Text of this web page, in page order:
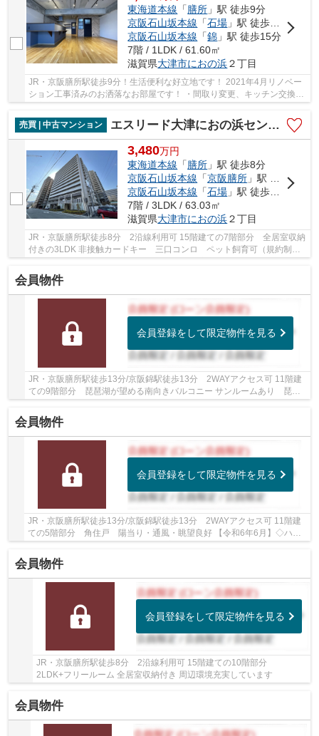
東海道本線 「膳所 」駅 徒歩9分
京阪石山坂本線 「石場 」駅 徒歩9分
京阪石山坂本線 「錦 」駅 徒歩15分
7階 / 1LDK / 61.60㎡
滋賀県大津市におの浜２丁目
JR・京阪膳所駅徒歩9分！生活便利な好立地です！ 2021年4月リノベー
ション工事済みのお洒落なお部屋です！ ・間取り変更、キッチン交換・
売買 | 中古マンション
エスリード大津におの浜セントラル
3,480万円
東海道本線 「膳所 」駅 徒歩8分
京阪石山坂本線 「京阪膳所 」駅 徒歩8分
京阪石山坂本線 「石場 」駅 徒歩9分
7階 / 3LDK / 63.03㎡
滋賀県大津市におの浜２丁目
JR・京阪膳所駅徒歩8分 2沿線利用可 15階建ての7階部分 全居室収納
付きの3LDK 非接触カードキー 三口コンロ ペット飼育可（規約制限
会員物件
会員登録をして限定物件を見る
JR・京阪膳所駅徒歩13分/京阪錦駅徒歩13分 2WAYアクセス可 11階建
ての9階部分 琵琶湖が望める南向きバルコニー サンルームあり 琵琶
湖花火がご覧になれます 令和７年５月リフォーム...
会員物件
会員登録をして限定物件を見る
JR・京阪膳所駅徒歩13分/京阪錦駅徒歩13分 2WAYアクセス可 11階建
ての5階部分 角住戸 陽当り・通風・眺望良好 【令和6年6月】◇ハウ
スクリーニング 【2018年6月】◇浴室・キッチン・...
会員物件
会員登録をして限定物件を見る
JR・京阪膳所駅徒歩8分 2沿線利用可 15階建ての10階部分
2LDK+フリールーム 全居室収納付き 周辺環境充実しています
会員物件